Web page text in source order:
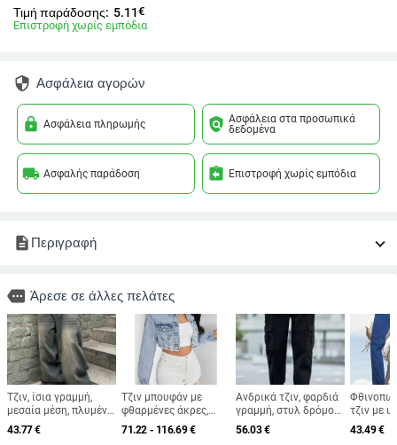
Τιμή παράδοσης: 5.11€
Επιστροφή χωρίς εμπόδια
security Ασφάλεια αγορών
lock Ασφάλεια πληρωμής policy Ασφάλεια στα προσωπικά
δεδομένα
local_shipping Ασφαλής παράδοση assignment_return Επιστροφή χωρίς εμπόδια
description Περιγραφή
more Άρεσε σε άλλες πελάτες
Τζιν, ίσια γραμμή,
μεσαία μέση, πλυμένο
μοτίβο πολυεστερικό
ύφασμα,
43.77€
Τζιν μπουφάν με
φθαρμένες άκρες,
πλυμένο φινίρισμα,
επένδυση από φλίς,
71.22 - 116.69€
Ανδρικά τζιν, φαρδιά
γραμμή, στυλ δρόμου,
μεσαία μέση,
φερμουάρ, βαμβάκι
56.03€
τζιν με
στυλ
43.49€